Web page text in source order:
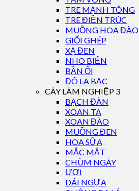
TRE MẠNH TÔNG
TRE ĐIỀN TRÚC
MUỒNG HOA ĐÀO
GIỔI GHÉP
XẠ ĐEN
NHO BIỂN
BẦN ỔI
ĐÔ LA BẠC
CÂY LÂM NGHIỆP 3
BẠCH ĐÀN
XOAN TA
XOAN ĐÀO
MUỒNG ĐEN
HOA SỮA
MẮC MẬT
CHÙM NGÂY
ƯƠI
DÁI NGỰA